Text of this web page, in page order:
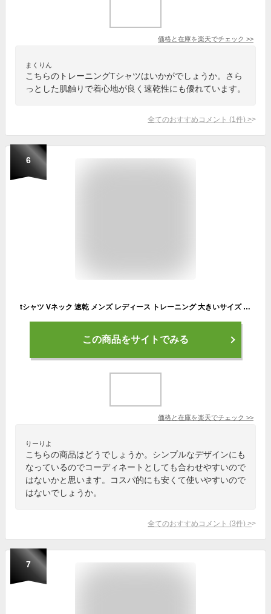
価格と在庫を楽天でチェック >>
まくりん
こちらのトレーニングTシャツはいかがでしょうか。さら
っとした肌触りで着心地が良く速乾性にも優れています。
全てのおすすめコメント (1 件) >
6
tシャツ Vネック 速乾 メンズ レディース トレーニング 大きいサイズ Tシャツ メンズ ドライ 速乾 無地 半袖 グリマー(glimmer) 337avt 4.4オンス
この商品をサイトでみる
価格と在庫を楽天でチェック >>
りーりよ
こちらの商品はどうでしょうか。シンプルなデザインにも
なっているのでコーディネートとしても合わせやすいので
はないかと思います。コスパ的にも安くて使いやすいので
はないでしょうか。
全てのおすすめコメント (3件) >
7